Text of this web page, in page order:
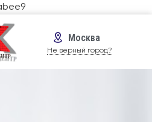
Москва
Не верный город?